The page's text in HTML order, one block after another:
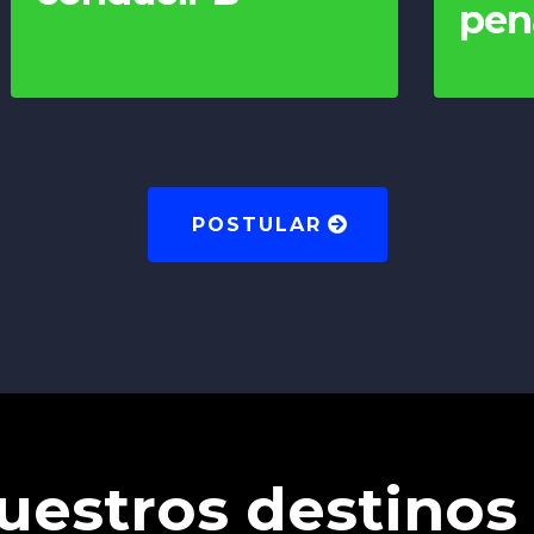
POSTULAR
destinos